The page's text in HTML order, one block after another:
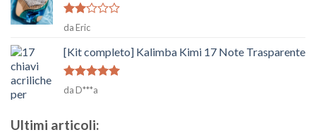
Voto
5
da Eric
[Kit completo] Kalimba Kimi 17 Note Trasparente
Voto5su
da D***a
Ultimi articoli: